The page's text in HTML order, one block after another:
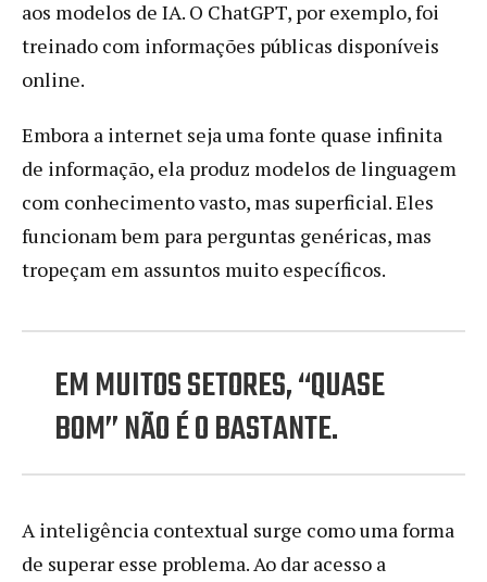
aos modelos de IA. O ChatGPT, por exemplo, foi
treinado com informações públicas disponíveis
online.
Embora a internet seja uma fonte quase infinita
de informação, ela produz modelos de linguagem
com conhecimento vasto, mas superficial. Eles
funcionam bem para perguntas genéricas, mas
tropeçam em assuntos muito específicos.
EM MUITOS SETORES, “QUASE
BOM” NÃO É O BASTANTE.
A inteligência contextual surge como uma forma
de superar esse problema. Ao dar acesso a